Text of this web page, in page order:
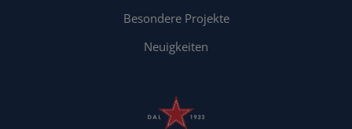
Besondere Projekte
Neuigkeiten